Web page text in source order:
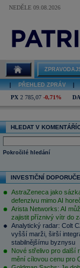
NEDĚLE 09.08.2026
PŘEHLED ZPRÁV
PX 2 785,07 -0,71%
HLEDAT V
Pokročilé hledání
INVESTIČNÍ
AstraZeneca jako
defenzivu mimo AI
Arista Networks: AI
zajistit příznivý vítr do
Analytický radar: Colt
vyšší marži, širší
stabilnějšímu byznysu
Nové střelivo pro další
mění cílovou cenu pro